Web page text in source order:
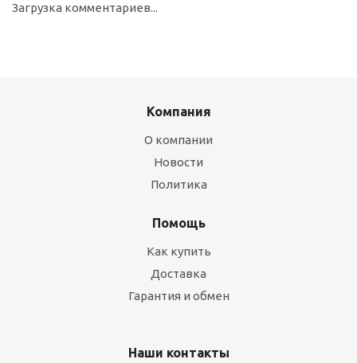
Загрузка комментариев...
Компания
О компании
Новости
Политика
Помощь
Как купить
Доставка
Гарантия и обмен
Наши контакты